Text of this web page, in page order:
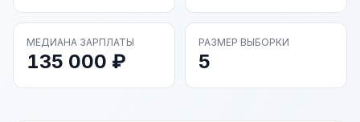
МЕДИАНА ЗАРПЛАТЫ
135 000 ₽
РАЗМЕР ВЫБОРКИ
5